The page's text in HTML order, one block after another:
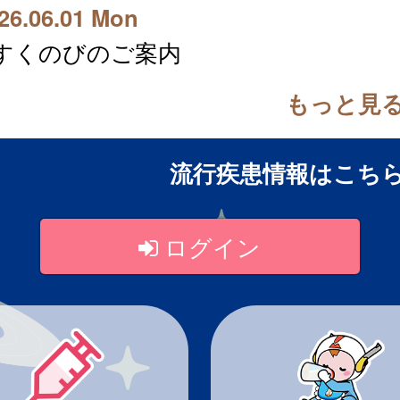
Mon
くのびのご案内
もっと見
流行疾患情報はこち
ログイン